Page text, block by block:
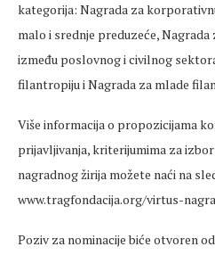
kategorija: Nagrada za
malo i srednje preduzeće,
između poslovnog i civilnog
filantropiju i Nagrada za mlade
Više informacija o propozicijama
prijavljivanja, kriterijumima za
nagradnog žirija možete naći na
www.tragfondacija.org/virtus-
Poziv za nominacije biće otvoren od